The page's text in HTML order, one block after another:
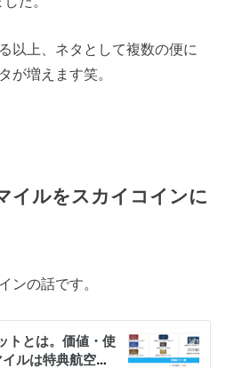
以上、ネタとして複数の便に
が増えます笑。
イルをスカイコインに
ンの話です。